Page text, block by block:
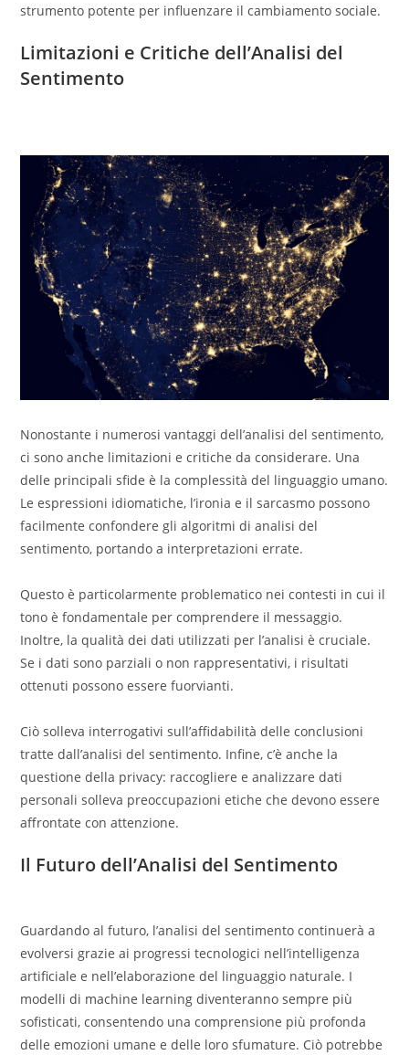
strumento potente per influenzare il cambiamento sociale.
Limitazioni e Critiche dell’Analisi del
Sentimento
Nonostante i numerosi vantaggi dell’analisi del sentimento,
ci sono anche limitazioni e critiche da considerare. Una
delle principali sfide è la complessità del linguaggio umano.
Le espressioni idiomatiche, l’ironia e il sarcasmo possono
facilmente confondere gli algoritmi di analisi del
sentimento, portando a interpretazioni errate.
Questo è particolarmente problematico nei contesti in cui il
tono è fondamentale per comprendere il messaggio.
Inoltre, la qualità dei dati utilizzati per l’analisi è cruciale.
Se i dati sono parziali o non rappresentativi, i risultati
ottenuti possono essere fuorvianti.
Ciò solleva interrogativi sull’affidabilità delle conclusioni
tratte dall’analisi del sentimento. Infine, c’è anche la
questione della privacy: raccogliere e analizzare dati
personali solleva preoccupazioni etiche che devono essere
affrontate con attenzione.
Il Futuro dell’Analisi del Sentimento
Guardando al futuro, l’analisi del sentimento continuerà a
evolversi grazie ai progressi tecnologici nell’intelligenza
artificiale e nell’elaborazione del linguaggio naturale. I
modelli di machine learning diventeranno sempre più
sofisticati, consentendo una comprensione più profonda
delle emozioni umane e delle loro sfumature. Ciò potrebbe